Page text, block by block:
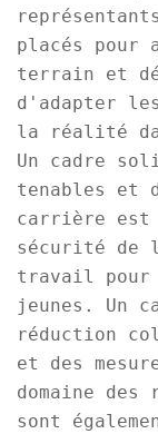
placés
terrain et
d'adapter
la réalité
Un cadre
tenables et
carrière est
sécurité de
travail pour
jeunes. Un
réduction
et des
domaine
sont